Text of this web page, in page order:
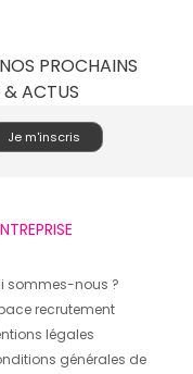
PROCHAINS
& ACTUS
sommes-nous ?
recrutement
légales
générales de